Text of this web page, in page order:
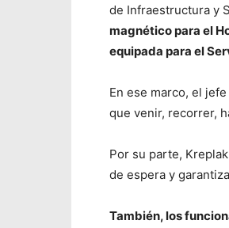
de Infraestructura y
magnético para el
equipada para el
En ese marco, el
que venir, recorrer,
Por su parte,
de espera y
También, los